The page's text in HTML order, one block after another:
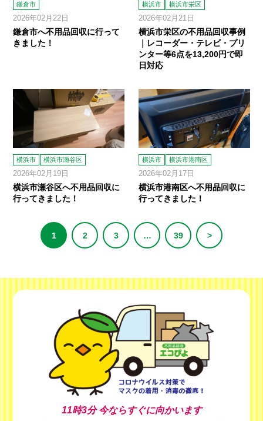
鎌倉市
2026年02月22日
鎌倉市へ不用品回収に行って
きました！
横浜市 横浜市栄区
2026年02月21日
横浜市栄区の不用品回収事例
｜レコーダー・テレビ・プリ
ンター等6点を13,200円で即
日対応
横浜市 横浜市瀬谷区
2026年02月19日
横浜市瀬谷区へ不用品回収に
行ってきました！
横浜市 横浜市港南区
2026年02月17日
横浜市港南区へ不用品回収に
行ってきました！
1 2 3 … 39 >
11時3分今ならすぐに向かいます